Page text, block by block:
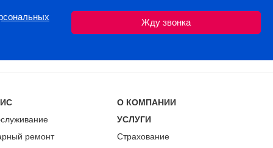
ремонт
О КОМПАНИИ
УСЛУГИ
Страхование